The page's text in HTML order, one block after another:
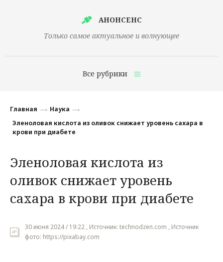
АНОНСЕНС
Только самое актуальное и волнующее
Все рубрики
Финансы
Наука
Культура
Общество
Мнения
Главная
Наука
Эленоловая кислота из оливок снижает уровень сахара в
крови при диабете
Эленоловая кислота из
оливок снижает уровень
сахара в крови при диабете
30 июня 2024 / 19:22 , Источник: technodzen.com , Источник
фото: https://pixabay.com